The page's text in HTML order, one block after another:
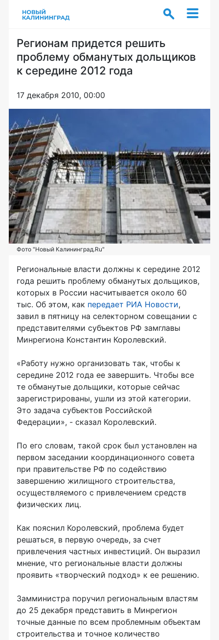
Регионам придется решить
проблему обманутых дольщиков
к середине 2012 года
17 декабря 2010, 00:00
Фото "Новый Калининград.Ru"
Региональные власти должны к середине 2012
года решить проблему обманутых дольщиков,
которых в России насчитывается около 60
тыс. Об этом, как передает РИА Новости,
завил в пятницу на селекторном совещании с
представителями субъектов РФ замглавы
Минрегиона Константин Королевский.
«Работу нужно организовать так, чтобы к
середине 2012 года ее завершить. Чтобы все
те обманутые дольщики, которые сейчас
зарегистрированы, ушли из этой категории.
Это задача субъектов Российской
Федерации», - сказал Королевский.
По его словам, такой срок был установлен на
первом заседании координационного совета
при правительстве РФ по содействию
завершению жилищного строительства,
осуществляемого с привлечением средств
физических лиц.
Как пояснил Королевский, проблема будет
решаться, в первую очередь, за счет
привлечения частных инвестиций. Он выразил
мнение, что региональные власти должны
проявить «творческий подход» к ее решению.
Замминистра поручил региональным властям
до 25 декабря представить в Минрегион
точные данные по всем проблемным объектам
строительства и точное количество